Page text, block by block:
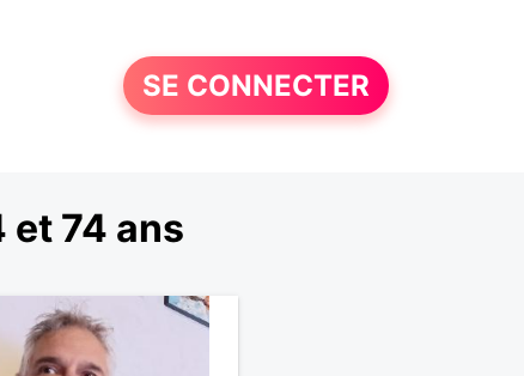
SE CONNECTER
et 74 ans